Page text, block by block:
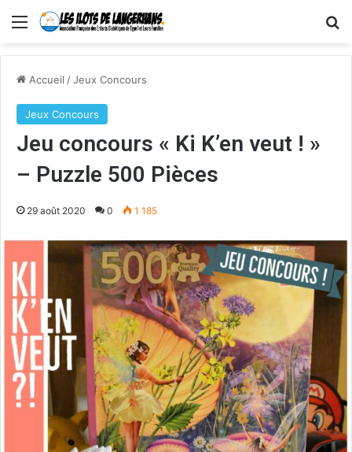
Menu
Accueil /Jeux Concours
Jeux Concours
Jeu concours « Ki K’en veut ! »
– Puzzle 500 Pièces
29 août 2020 0 1 185